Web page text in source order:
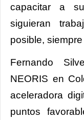
capacitar a
siguieran
posible,
Fernando
NEORIS en
aceleradora
puntos